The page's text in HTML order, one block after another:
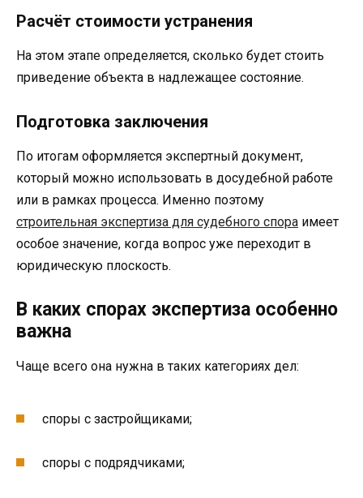
Расчёт стоимости устранения
На этом этапе определяется, сколько будет стоить
приведение объекта в надлежащее состояние.
Подготовка заключения
По итогам оформляется экспертный документ,
который можно использовать в досудебной работе
или в рамках процесса. Именно поэтому
строительная экспертиза для судебного спора имеет
особое значение, когда вопрос уже переходит в
юридическую плоскость.
В каких спорах экспертиза особенно
важна
Чаще всего она нужна в таких категориях дел:
споры с застройщиками;
споры с подрядчиками;